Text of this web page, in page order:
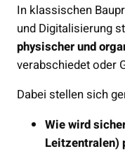
In klassischen
und Digitalisierung
physischer und
verabschiedet oder
Dabei stellen sich
Wie wird
Leitzentralen)